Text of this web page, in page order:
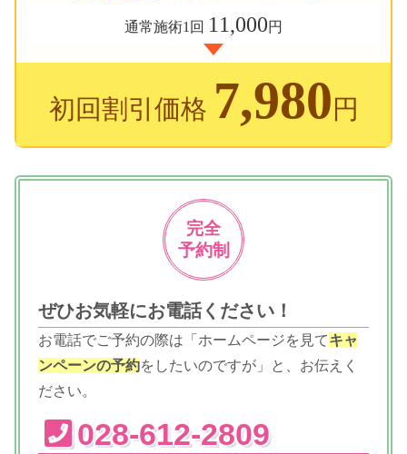
通常施術1回 11,000円
初回割引価格 7,980 円
完全
予約制
ぜひお気軽にお電話ください！
お電話でご予約の際は「ホームページを見てキャ
ンペーンの予約をしたいのですが」と、お伝えく
ださい。
028-612-2809